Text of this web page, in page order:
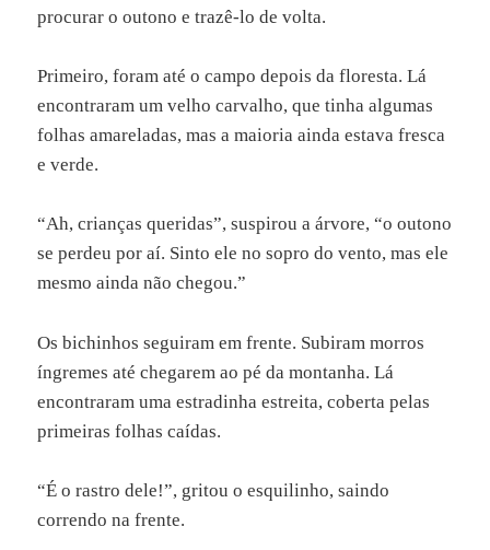
procurar o outono e trazê-lo de volta.
Primeiro, foram até o campo depois da floresta. Lá
encontraram um velho carvalho, que tinha algumas
folhas amareladas, mas a maioria ainda estava fresca
e verde.
“Ah, crianças queridas”, suspirou a árvore, “o outono
se perdeu por aí. Sinto ele no sopro do vento, mas ele
mesmo ainda não chegou.”
Os bichinhos seguiram em frente. Subiram morros
íngremes até chegarem ao pé da montanha. Lá
encontraram uma estradinha estreita, coberta pelas
primeiras folhas caídas.
“É o rastro dele!”, gritou o esquilinho, saindo
correndo na frente.